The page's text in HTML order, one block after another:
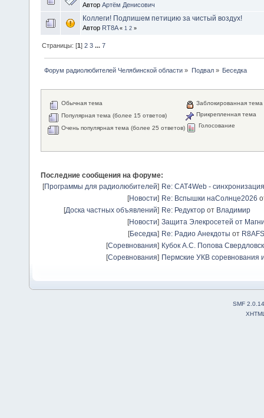
Автор Артём Денисович
Коллеги! Подпишем петицию за чистый воздух!
Автор RT8A « 1 2 »
Страницы: [1]2 3 ...7
Форум радиолюбителей Челябинской области » Подвал» Беседка
Обычная тема
Популярная тема (более 15 ответов)
Очень популярная тема (более 25 ответов)
Заблокированная тема
Прикрепленная тема
Голосование
Последние сообщения на форуме:
[Программы для радиолюбителей] Re: CAT4Web -
[Новости] Re: Вспышки наСолнце2026
[Доска частных объявлений] Re: Редуктор от Владимир
[Новости] Защита Элекросетей от
[Беседка] Re: Радио Анекдоты от R8AFS
[Соревнования] Кубок А.С. Попова
[Соревнования] Пермские УКВ соревнования
SMF 2.0.14